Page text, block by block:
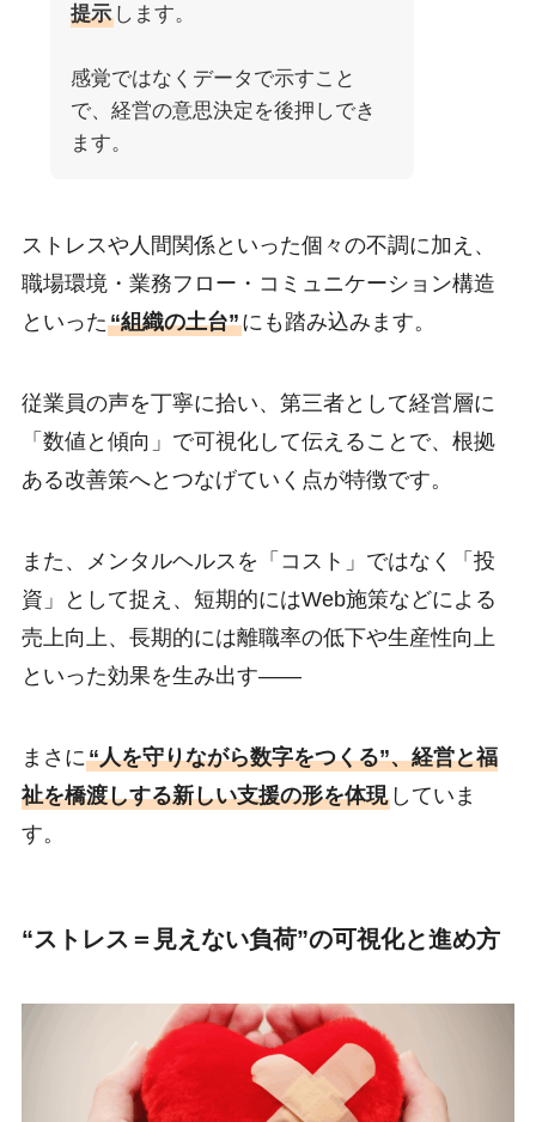
提示します。
感覚ではなくデータで示すこと
で、経営の意思決定を後押しでき
ます。
ストレスや人間関係といった個々の不調に加え、
職場環境・業務フロー・コミュニケーション構造
といった“組織の土台”にも踏み込みます。
従業員の声を丁寧に拾い、第三者として経営層に
「数値と傾向」で可視化して伝えることで、根拠
ある改善策へとつなげていく点が特徴です。
また、メンタルヘルスを「コスト」ではなく「投
資」として捉え、短期的にはWeb施策などによる
売上向上、長期的には離職率の低下や生産性向上
といった効果を生み出す――
まさに“人を守りながら数字をつくる”、経営と福
祉を橋渡しする新しい支援の形を体現していま
す。
“ストレス＝見えない負荷”の可視化と進め方